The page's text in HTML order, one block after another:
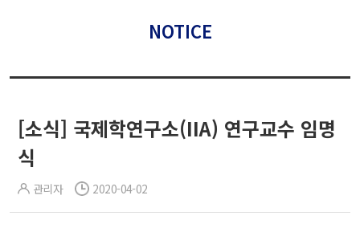
NOTICE
[소식] 국제학연구소(IIA) 연구교수 임명
식
관리자 2020-04-02